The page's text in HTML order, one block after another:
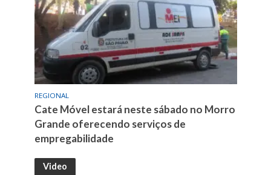
REGIONAL
Cate Móvel estará neste sábado no Morro
Grande oferecendo serviços de
empregabilidade
Video